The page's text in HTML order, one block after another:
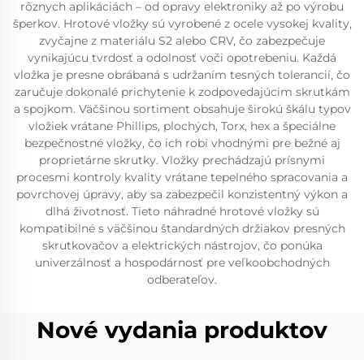
rôznych aplikáciách – od opravy elektroniky až po výrobu
šperkov. Hrotové vložky sú vyrobené z ocele vysokej kvality,
zvyčajne z materiálu S2 alebo CRV, čo zabezpečuje
vynikajúcu tvrdosť a odolnosť voči opotrebeniu. Každá
vložka je presne obrábaná s udržaním tesných tolerancií, čo
zaručuje dokonalé prichytenie k zodpovedajúcim skrutkám
a spojkom. Väčšinou sortiment obsahuje širokú škálu typov
vložiek vrátane Phillips, plochých, Torx, hex a špeciálne
bezpečnostné vložky, čo ich robí vhodnými pre bežné aj
proprietárne skrutky. Vložky prechádzajú prísnymi
procesmi kontroly kvality vrátane tepelného spracovania a
povrchovej úpravy, aby sa zabezpečil konzistentný výkon a
dlhá životnosť. Tieto náhradné hrotové vložky sú
kompatibilné s väčšinou štandardných držiakov presných
skrutkovačov a elektrických nástrojov, čo ponúka
univerzálnosť a hospodárnosť pre veľkoobchodných
odberateľov.
Nové vydania produktov